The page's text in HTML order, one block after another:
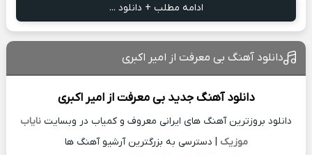
ادامه مطلب + دانلود ...
دانلود آهنگ بی معرفت از امیر اکبری
دانلود آهنگ جدید بی معرفت ازامیر اکبری
دانلود بروزترین آهنگ های ایرانی معروف و کمیاب در وبسایت نایاب
موزیک | دسترسی به بزرگترین آرشیو آهنگ ها